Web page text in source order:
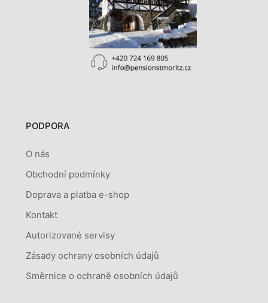
PODPORA
O nás
Obchodní podmínky
Doprava a platba e-shop
Kontakt
Autorizované servisy
Zásady ochrany osobních údajů
Směrnice o ochraně osobních údajů